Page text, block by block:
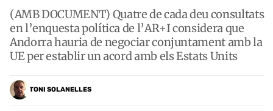
(AMB DOCUMENT) Quatre de cada deu consultats
en l’enquesta política de l’AR+I considera que
Andorra hauria de negociar conjuntament amb la
UE per establir un acord amb els Estats Units
TONI SOLANELLES